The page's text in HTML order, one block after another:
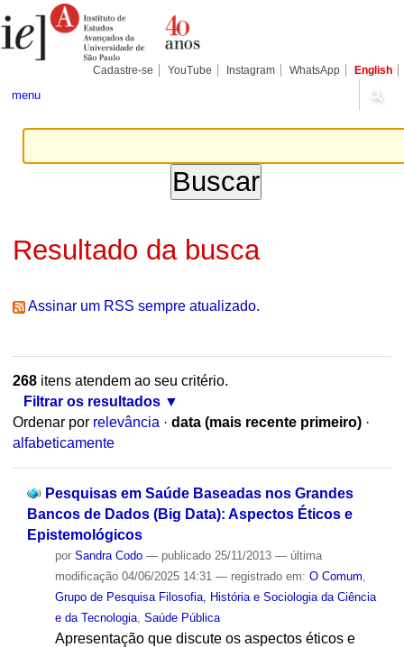
para
conteúdo.
Pessoais
Cadastre-se YouTube Instagram WhatsApp English
menu
Resultado da busca
Assinar um RSS sempre atualizado.
268itens atendem ao seu critério.
Filtrar os resultados
Ordenar por relevância · data (mais recente primeiro) ·
alfabeticamente
Pesquisas em Saúde Baseadas nos Grandes
Bancos de Dados (Big Data): Aspectos Éticos e
Epistemológicos
por Sandra Codo — publicado25/11/2013 — última
modificação04/06/2025 14:31 — registrado em: O Comum
Grupo de Pesquisa Filosofia, História e Sociologia da Ciência
e da Tecnologia, Saúde Pública
Apresentação que discute os aspectos éticos e